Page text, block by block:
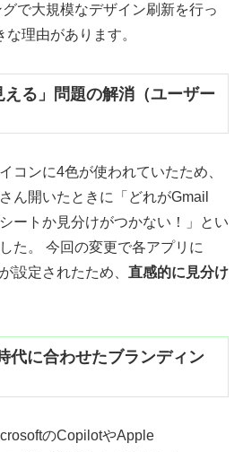
で大規模なデザイン刷新を行っ
理由があります。
る」問題の解消（ユーザー
コンに4色が使われていたため、
ん開いたときに「どれがGmail
ートか見分けがつかない！」とい
た。 今回の変更で各アプリに
設定されたため、 直感的に見分け
に合わせたブランディン
のCopilotやApple